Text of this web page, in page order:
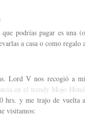
podrías pagar es una
a casa o como
Lord V nos recogió a
en el trendy Mojo
hrs. y me trajo de vuelta
visitamos: